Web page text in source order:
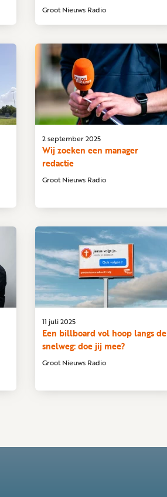
Groot Nieuws Radio
Groot Nieuws Radio
Wij zoeken een manager
redactie
2 september 2025
Groot Nieuws Radio
Een billboard vol hoop langs de
snelweg: doe jij mee?
11 juli 2025